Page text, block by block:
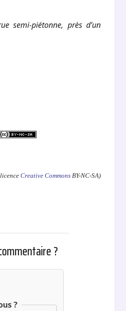
semi-piétonne, près d’un
Creative CommonsBY-NC-SA)
?
?